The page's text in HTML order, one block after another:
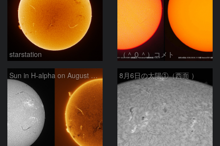
starstation （＾０＾）コメト
Sun in H-alpha on August 6, 2026 8月6日の太陽①（西面 ）